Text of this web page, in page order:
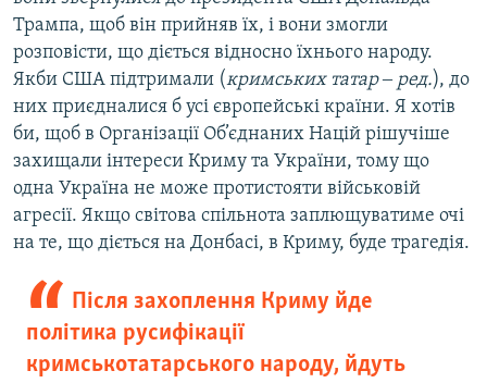
Трампа, щоб він прийняв їх, і вони змогли
розповісти, що діється відносно їхнього народу.
Якби США підтримали (кримських татар ‒ ред.), до
них приєдналися б усі європейські країни. Я хотів
би, щоб в Організації Об’єднаних Націй рішучіше
захищали інтереси Криму та України, тому що
одна Україна не може протистояти військовій
агресії. Якщо світова спільнота заплющуватиме очі
на те, що діється на Донбасі, в Криму, буде трагедія.
Після захоплення Криму йде
політика русифікації
кримськотатарського народу, йдуть